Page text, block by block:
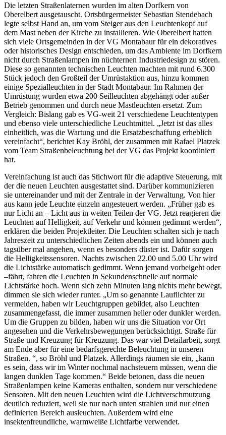
Die letzten Straßenlaternen wurden im alten Dorfkern von
Oberelbert ausgetauscht. Ortsbürgermeister Sebastian Stendebach
legte selbst Hand an, um vom Steiger aus den Leuchtenkopf auf
dem Mast neben der Kirche zu installieren. Wie Oberelbert hatten
sich viele Ortsgemeinden in der VG Montabaur für ein dekoratives
oder historisches Design entschieden, um das Ambiente im Dorfkern
nicht durch Straßenlampen im nüchternen Industriedesign zu stören.
Diese so genannten technischen Leuchten machten mit rund 6.300
Stück jedoch den Großteil der Umrüstaktion aus, hinzu kommen
einige Spezialleuchten in der Stadt Montabaur. Im Rahmen der
Umrüstung wurden etwa 200 Seilleuchten abgehängt oder außer
Betrieb genommen und durch neue Mastleuchten ersetzt. Zum
Vergleich: Bislang gab es VG-weit 21 verschiedene Leuchtentypen
und ebenso viele unterschiedliche Leuchtmittel. „Jetzt ist das alles
einheitlich, was die Wartung und die Ersatzbeschaffung erheblich
vereinfacht“, berichtet Kay Bröhl, der zusammen mit Rafael Platzek
vom Team Straßenbeleuchtung bei der VG das Projekt koordiniert
hat.
Vereinfachung ist auch das Stichwort für die adaptive Steuerung, mit
der die neuen Leuchten ausgestattet sind. Darüber kommunizieren
sie untereinander und mit der Zentrale in der Verwaltung. Von hier
aus kann jede Leuchte einzeln angesteuert werden. „Früher gab es
nur Licht an – Licht aus in weiten Teilen der VG. Jetzt reagieren die
Leuchten auf Helligkeit, auf Verkehr und können gedimmt werden“,
erklären die beiden Projektleiter. Die Leuchten schalten sich je nach
Jahreszeit zu unterschiedlichen Zeiten abends ein und können auch
tagsüber mal angehen, wenn es besonders düster ist. Dafür sorgen
die Helligkeitssensoren. Nachts zwischen 22.00 und 5.00 Uhr wird
die Lichtstärke automatisch gedimmt. Wenn jemand vorbeigeht oder
–fährt, fahren die Leuchten in Sekundenschnelle auf normale
Lichtstärke hoch. Wenn sich zehn Minuten lang nichts mehr bewegt,
dimmen sie sich wieder runter. „Um so genannte Lauflichter zu
vermeiden, haben wir Leuchtgruppen gebildet, also Leuchten
zusammengefasst, die immer zusammen heller oder dunkler werden.
Um die Gruppen zu bilden, haben wir uns die Situation vor Ort
angesehen und die Verkehrsbewegungen berücksichtigt. Straße für
Straße und Kreuzung für Kreuzung. Das war viel Detailarbeit, sorgt
am Ende aber für eine bedarfsgerechte Beleuchtung in unseren
Straßen. “, so Bröhl und Platzek. Allerdings räumen sie ein, „kann
es sein, dass wir im Winter nochmal nachsteuern müssen, wenn die
langen dunklen Tage kommen.“ Beide betonen, dass die neuen
Straßenlampen keine Kameras enthalten, sondern nur verschiedene
Sensoren. Mit den neuen Leuchten wird die Lichtverschmutzung
deutlich reduziert, weil sie nur nach unten strahlen und nur einen
definierten Bereich ausleuchten. Außerdem wird eine
insektenfreundliche, warmweiße Lichtfarbe verwendet.